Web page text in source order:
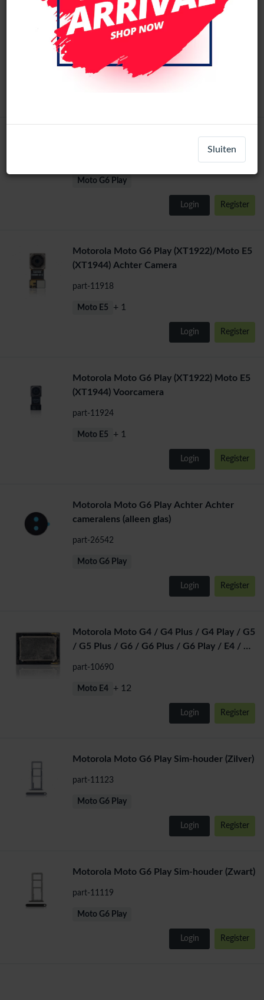
Motorola Moto G6 Play / Moto E5
Origineel LCD Scherm Zonder Frame (Alle
Moto E5 + 1
Motorola Moto G6 Play Oplaadpoort
Moto G6 Play
Login Register
Motorola Moto G6 Play (XT1922)/Moto E5
(XT1944) Achter Camera
part-11918
Moto E5 + 1
Login Register
Motorola Moto G6 Play (XT1922) Moto E5
(XT1944) Voorcamera
part-11924
Moto E5 + 1
Login Register
Motorola Moto G6 Play Achter Achter
cameralens (alleen glas)
part-26542
Moto G6 Play
Login Register
Motorola Moto G4 / G4 Plus / G4 Play / G5
/ G5 Plus / G6 / G6 Plus / G6 Play / E4 / E4
part-10690
Moto E4 + 12
Login Register
Motorola Moto G6 Play Sim-houder (Zilver)
part-11123
Moto G6 Play
Login Register
Motorola Moto G6 Play Sim-houder (Zwart)
part-11119
Moto G6 Play
Login Register
Sluiten